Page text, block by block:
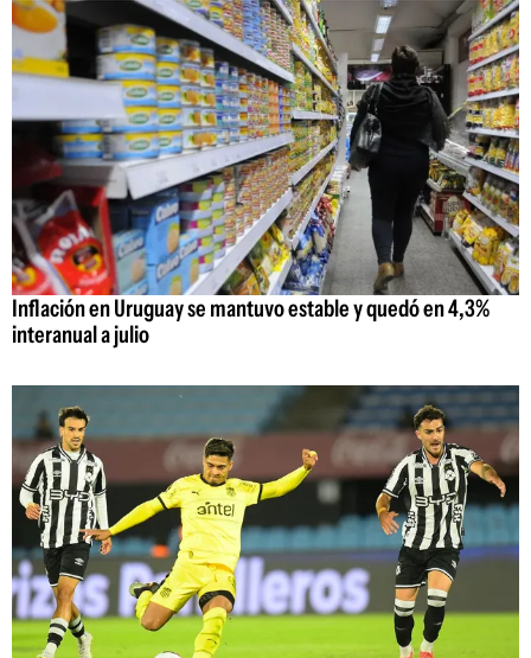
Inflación en Uruguay se mantuvo estable y quedó en 4,3%
interanual a julio